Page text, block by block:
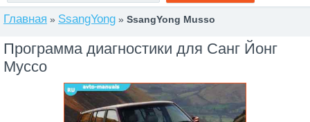
Главная » SsangYong » SsangYong Musso
Программа диагностики для Санг Йонг
Муссо